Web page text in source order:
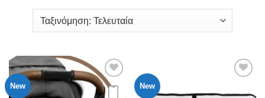
New
Add to
Wishlist
New
Wishlist